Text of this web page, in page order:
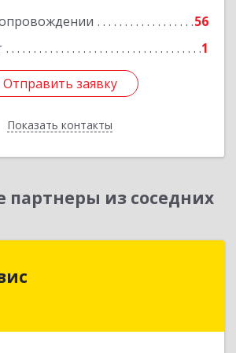
56
1
Отправить заявку
Показать контакты
Отправить заявку
Назад
из соседних
Мансийский Автономный округ